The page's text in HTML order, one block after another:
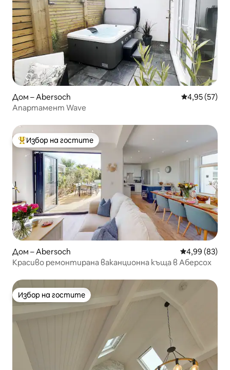
Дом – Abersoch Средна
4,95 (57)
Апартамент Wave
Най-популярен избор на гостите
Избор на гостите
Дом – Abersoch Средна
4,99 (83)
Красиво ремонтирана ваканционна къща в Аберсох
Избор на гостите
Избор на гостите